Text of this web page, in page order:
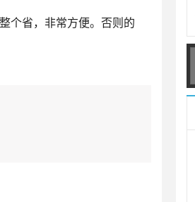
个省，非常方便。否则的